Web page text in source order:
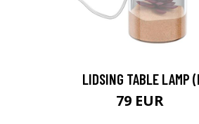
LIDSING TABLE LAMP
79 EUR